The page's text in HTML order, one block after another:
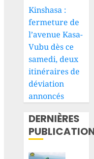
Kinshasa :
fermeture de
l’avenue Kasa-
Vubu dès ce
samedi, deux
itinéraires de
déviation
annoncés
DERNIÈRES